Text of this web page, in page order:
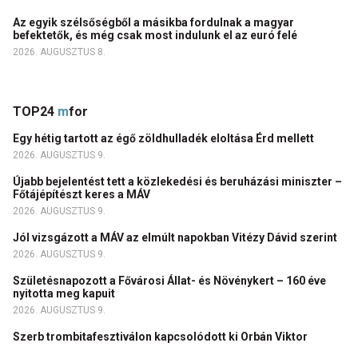
Az egyik szélsőségből a másikba fordulnak a magyar
befektetők, és még csak most indulunk el az euró felé
2026. AUGUSZTUS 8.
TOP24 mfor
Egy hétig tartott az égő zöldhulladék eloltása Érd mellett
2026. AUGUSZTUS 9.
Újabb bejelentést tett a közlekedési és beruházási miniszter –
Főtájépítészt keres a MÁV
2026. AUGUSZTUS 9.
Jól vizsgázott a MÁV az elmúlt napokban Vitézy Dávid szerint
2026. AUGUSZTUS 9.
Születésnapozott a Fővárosi Állat- és Növénykert – 160 éve
nyitotta meg kapuit
2026. AUGUSZTUS 9.
Szerb trombitafesztiválon kapcsolódott ki Orbán Viktor